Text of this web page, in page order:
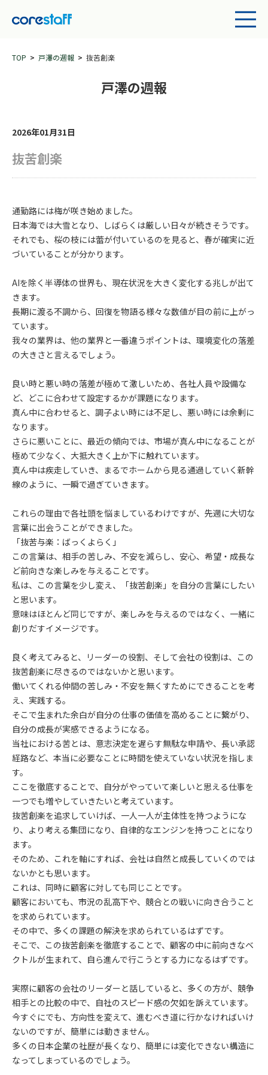
TOP 戸澤の週報 抜苦創楽
戸澤の週報
2026年01月31日
抜苦創楽
通勤路には梅が咲き始めました。
日本海では大雪となり、しばらくは厳しい日々が続きそうです。
それでも、桜の枝には蕾が付いているのを見ると、春が確実に近
づいていることが分かります。
AIを除く半導体の世界も、現在状況を大きく変化する兆しが出て
きます。
長期に渡る不調から、回復を物語る様々な数値が目の前に上がっ
ています。
我々の業界は、他の業界と一番違うポイントは、環境変化の落差
の大きさと言えるでしょう。
良い時と悪い時の落差が極めて激しいため、各社人員や設備な
ど、どこに合わせて設定するかが課題になります。
真ん中に合わせると、調子よい時には不足し、悪い時には余剰に
なります。
さらに悪いことに、最近の傾向では、市場が真ん中になることが
極めて少なく、大抵大きく上か下に触れています。
真ん中は疾走していき、まるでホームから見る通過していく新幹
線のように、一瞬で過ぎていきます。
これらの理由で各社頭を悩ましているわけですが、先週に大切な
言葉に出会うことができました。
「抜苦与楽：ばっくよらく」
この言葉は、相手の苦しみ、不安を減らし、安心、希望・成長な
ど前向きな楽しみを与えることです。
私は、この言葉を少し変え、「抜苦創楽」を自分の言葉にしたい
と思います。
意味はほとんど同じですが、楽しみを与えるのではなく、一緒に
創りだすイメージです。
良く考えてみると、リーダーの役割、そして会社の役割は、この
抜苦創楽に尽きるのではないかと思います。
働いてくれる仲間の苦しみ・不安を無くすためにできることを考
え、実践する。
そこで生まれた余白が自分の仕事の価値を高めることに繋がり、
自分の成長が実感できるようになる。
当社における苦とは、意志決定を遅らす無駄な申請や、長い承認
経路など、本当に必要なことに時間を使えていない状況を指しま
す。
ここを徹底することで、自分がやっていて楽しいと思える仕事を
一つでも増やしていきたいと考えています。
抜苦創楽を追求していけば、一人一人が主体性を持つようにな
り、より考える集団になり、自律的なエンジンを持つことになり
ます。
そのため、これを軸にすれば、会社は自然と成長していくのでは
ないかとも思います。
これは、同時に顧客に対しても同じことです。
顧客においても、市況の乱高下や、競合との戦いに向き合うこと
を求められています。
その中で、多くの課題の解決を求められているはずです。
そこで、この抜苦創楽を徹底することで、顧客の中に前向きなベ
クトルが生まれて、自ら進んで行こうとする力になるはずです。
実際に顧客の会社のリーダーと話していると、多くの方が、競争
相手との比較の中で、自社のスピード感の欠如を訴えています。
今すぐにでも、方向性を変えて、進むべき道に行かなければいけ
ないのですが、簡単には動きません。
多くの日本企業の社歴が長くなり、簡単には変化できない構造に
なってしまっているのでしょう。